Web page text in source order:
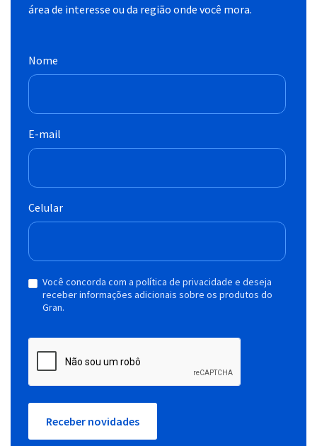
área de interesse ou da região onde você mora.
Nome
E-mail
Celular
Você concorda com a política de privacidade e deseja
receber informações adicionais sobre os produtos do
Gran.
Receber novidades